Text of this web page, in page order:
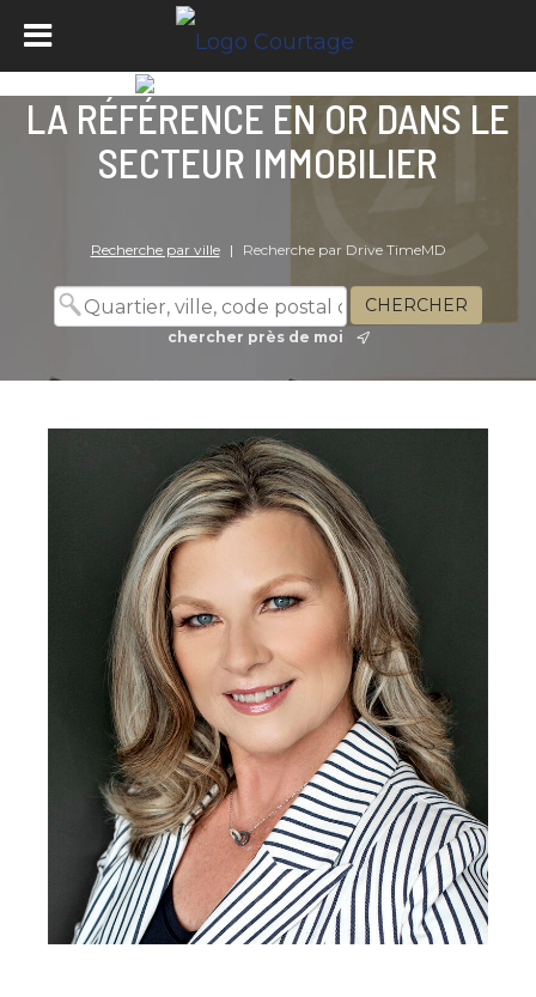
LA RÉFÉRENCE EN OR DANS LE
SECTEUR IMMOBILIER
Recherche par ville | Recherche par Drive TimeMD
chercher près de moi